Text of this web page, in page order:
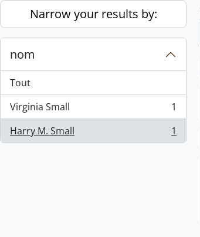
Skip to main content
Narrow your results by:
nom
Tout
Virginia Small
, 1 résultats
1
Harry M. Small
, 1 résultats 1